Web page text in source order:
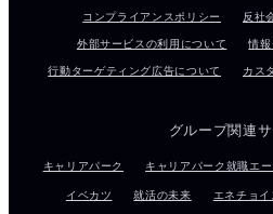
コンプライアンスポリシー 反社
外部サービスの利用について 情
行動ターゲティング広告について カス